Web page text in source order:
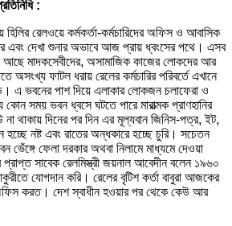
:
রেলওয়ে কর্মকর্তা-কর্মচারিদের অফিস ও আবাসিক
এবং দেখা শুনার অভাবে আজ প্রায় ধ্বংসের পথে। এসব
মাদকসেবীদের, অসামাজিক কাজের লোকদের আর
অসংখ্য ফাটল ধরায় রেলের কর্মচারির পরিবর্তে এখানে
এ ভবনের পাশ দিয়ে এলাকার লোকজন চলাফেরা ও
কোন সময় ভবন ধ্বসে ঘটতে পারে মারাত্মক প্রাণহানির
না থাকায় দিনের পর দিন এর মূল্যবান জিনিস-পত্র, ইট,
নষ্ট এবং রাতের অন্ধকারে হচ্ছে চুরি। সচেতন
ফেলা দরকার অথবা নিলামে মাধ্যমে দেওয়া
সাবেক রেলমিস্ত্রী জয়নাল আবেদীন বলেন ১৯৬০
যোগদান করি। রেলের বৃটিশ কর্তা বাবুরা আজকের
করত। দেশ স্বাধীন হওয়ার পর থেকে কেউ আর